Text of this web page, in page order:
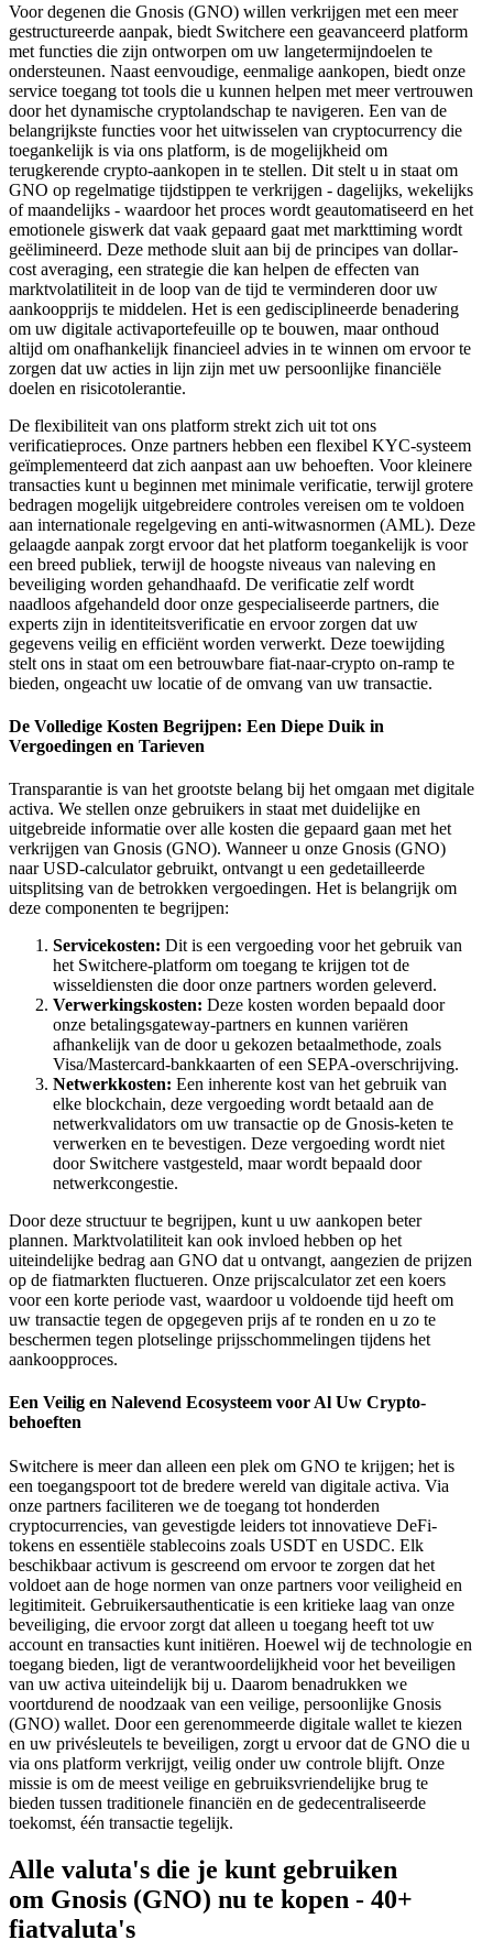
Voor degenen die Gnosis (GNO) willen verkrijgen met een meer
gestructureerde aanpak, biedt Switchere een geavanceerd platform
met functies die zijn ontworpen om uw langetermijndoelen te
ondersteunen. Naast eenvoudige, eenmalige aankopen, biedt onze
service toegang tot tools die u kunnen helpen met meer vertrouwen
door het dynamische cryptolandschap te navigeren. Een van de
belangrijkste functies voor het uitwisselen van cryptocurrency die
toegankelijk is via ons platform, is de mogelijkheid om
terugkerende crypto-aankopen in te stellen. Dit stelt u in staat om
GNO op regelmatige tijdstippen te verkrijgen - dagelijks, wekelijks
of maandelijks - waardoor het proces wordt geautomatiseerd en het
emotionele giswerk dat vaak gepaard gaat met markttiming wordt
geëlimineerd. Deze methode sluit aan bij de principes van dollar-
cost averaging, een strategie die kan helpen de effecten van
marktvolatiliteit in de loop van de tijd te verminderen door uw
aankoopprijs te middelen. Het is een gedisciplineerde benadering
om uw digitale activaportefeuille op te bouwen, maar onthoud
altijd om onafhankelijk financieel advies in te winnen om ervoor te
zorgen dat uw acties in lijn zijn met uw persoonlijke financiële
doelen en risicotolerantie.
De flexibiliteit van ons platform strekt zich uit tot ons
verificatieproces. Onze partners hebben een flexibel KYC-systeem
geïmplementeerd dat zich aanpast aan uw behoeften. Voor kleinere
transacties kunt u beginnen met minimale verificatie, terwijl grotere
bedragen mogelijk uitgebreidere controles vereisen om te voldoen
aan internationale regelgeving en anti-witwasnormen (AML). Deze
gelaagde aanpak zorgt ervoor dat het platform toegankelijk is voor
een breed publiek, terwijl de hoogste niveaus van naleving en
beveiliging worden gehandhaafd. De verificatie zelf wordt
naadloos afgehandeld door onze gespecialiseerde partners, die
experts zijn in identiteitsverificatie en ervoor zorgen dat uw
gegevens veilig en efficiënt worden verwerkt. Deze toewijding
stelt ons in staat om een betrouwbare fiat-naar-crypto on-ramp te
bieden, ongeacht uw locatie of de omvang van uw transactie.
De Volledige Kosten Begrijpen: Een Diepe Duik in
Vergoedingen en Tarieven
Transparantie is van het grootste belang bij het omgaan met digitale
activa. We stellen onze gebruikers in staat met duidelijke en
uitgebreide informatie over alle kosten die gepaard gaan met het
verkrijgen van Gnosis (GNO). Wanneer u onze Gnosis (GNO)
naar USD-calculator gebruikt, ontvangt u een gedetailleerde
uitsplitsing van de betrokken vergoedingen. Het is belangrijk om
deze componenten te begrijpen:
Servicekosten: Dit is een vergoeding voor het gebruik van
het Switchere-platform om toegang te krijgen tot de
wisseldiensten die door onze partners worden geleverd.
Verwerkingskosten: Deze kosten worden bepaald door
onze betalingsgateway-partners en kunnen variëren
afhankelijk van de door u gekozen betaalmethode, zoals
Visa/Mastercard-bankkaarten of een SEPA-overschrijving.
Netwerkkosten: Een inherente kost van het gebruik van
elke blockchain, deze vergoeding wordt betaald aan de
netwerkvalidators om uw transactie op de Gnosis-keten te
verwerken en te bevestigen. Deze vergoeding wordt niet
door Switchere vastgesteld, maar wordt bepaald door
netwerkcongestie.
Door deze structuur te begrijpen, kunt u uw aankopen beter
plannen. Marktvolatiliteit kan ook invloed hebben op het
uiteindelijke bedrag aan GNO dat u ontvangt, aangezien de prijzen
op de fiatmarkten fluctueren. Onze prijscalculator zet een koers
voor een korte periode vast, waardoor u voldoende tijd heeft om
uw transactie tegen de opgegeven prijs af te ronden en u zo te
beschermen tegen plotselinge prijsschommelingen tijdens het
aankoopproces.
Een Veilig en Nalevend Ecosysteem voor Al Uw Crypto-
behoeften
Switchere is meer dan alleen een plek om GNO te krijgen; het is
een toegangspoort tot de bredere wereld van digitale activa. Via
onze partners faciliteren we de toegang tot honderden
cryptocurrencies, van gevestigde leiders tot innovatieve DeFi-
tokens en essentiële stablecoins zoals USDT en USDC. Elk
beschikbaar activum is gescreend om ervoor te zorgen dat het
voldoet aan de hoge normen van onze partners voor veiligheid en
legitimiteit. Gebruikersauthenticatie is een kritieke laag van onze
beveiliging, die ervoor zorgt dat alleen u toegang heeft tot uw
account en transacties kunt initiëren. Hoewel wij de technologie en
toegang bieden, ligt de verantwoordelijkheid voor het beveiligen
van uw activa uiteindelijk bij u. Daarom benadrukken we
voortdurend de noodzaak van een veilige, persoonlijke Gnosis
(GNO) wallet. Door een gerenommeerde digitale wallet te kiezen
en uw privésleutels te beveiligen, zorgt u ervoor dat de GNO die u
via ons platform verkrijgt, veilig onder uw controle blijft. Onze
missie is om de meest veilige en gebruiksvriendelijke brug te
bieden tussen traditionele financiën en de gedecentraliseerde
toekomst, één transactie tegelijk.
Alle valuta's die je kunt gebruiken
om Gnosis (GNO) nu te kopen - 40+
fiatvaluta's